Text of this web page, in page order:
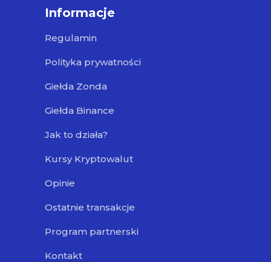
Informacje
Regulamin
Polityka prywatności
Giełda Zonda
Giełda Binance
Jak to działa?
Kursy Kryptowalut
Opinie
Ostatnie transakcje
Program partnerski
Kontakt